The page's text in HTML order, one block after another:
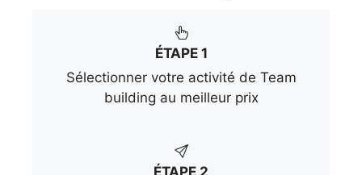
ÉTAPE 1
Sélectionner votre activité de Team
building au meilleur prix
ÉTAPE 2